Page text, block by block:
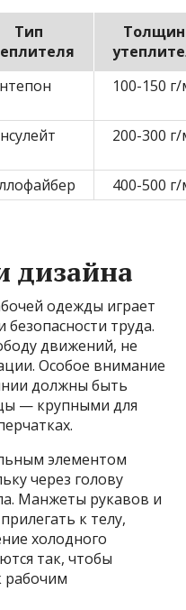
Тип
100-150 г/
200-300 г/
400-500 г/
дизайна
одежды играет
труда.
движений, не
Особое внимание
должны быть
— крупными для
элементом
через голову
Манжеты рукавов и
к телу,
холодного
так, чтобы
рабочим